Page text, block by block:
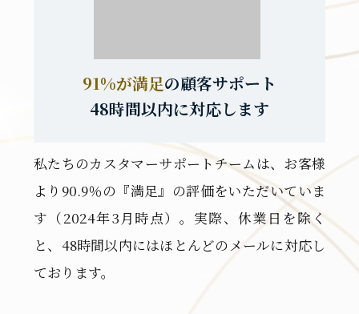
91%が満足の顧客サポート
48時間以内に対応します
私たちのカスタマーサポートチームは、お客様
より90.9％の『満足』の評価をいただいていま
す（2024年3月時点）。実際、休業日を除く
と、48時間以内にはほとんどのメールに対応し
ております。